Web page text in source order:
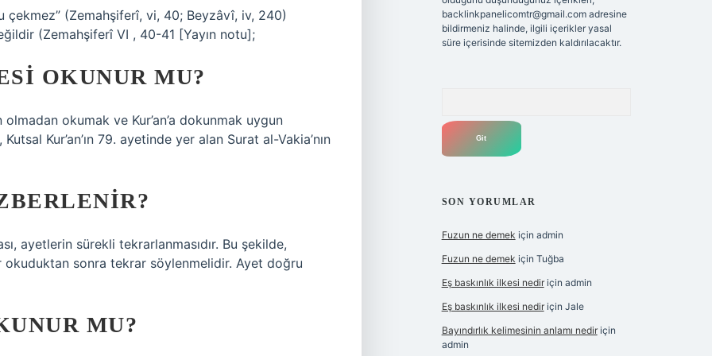
çekmez” (Zemahşiferî, vi, 40; Beyzâvî, iv, 240)
(Zemahşiferî VI , 40-41 [Yayın notu];
OKUNUR MU?
olmadan okumak ve Kur’an’a dokunmak uygun
Kur’an’ın 79. ayetinde yer alan Surat al-Vakia’nın
ayetlerin sürekli tekrarlanmasıdır. Bu şekilde,
sonra tekrar söylenmelidir. Ayet doğru
MU?
backlinkpanelicomtr@gmail.comadresine
bildirmeniz halinde, ilgili içerikler yasal
süre içerisinde sitemizden kaldırılacaktır.
SON YORUMLAR
Fuzun ne demek için admin
Fuzun ne demek için Tuğba
Eş baskınlık ilkesi nediriçin admin
Eş baskınlık ilkesi nediriçin Jale
Bayındırlık kelimesinin anlamı nediriçin
admin